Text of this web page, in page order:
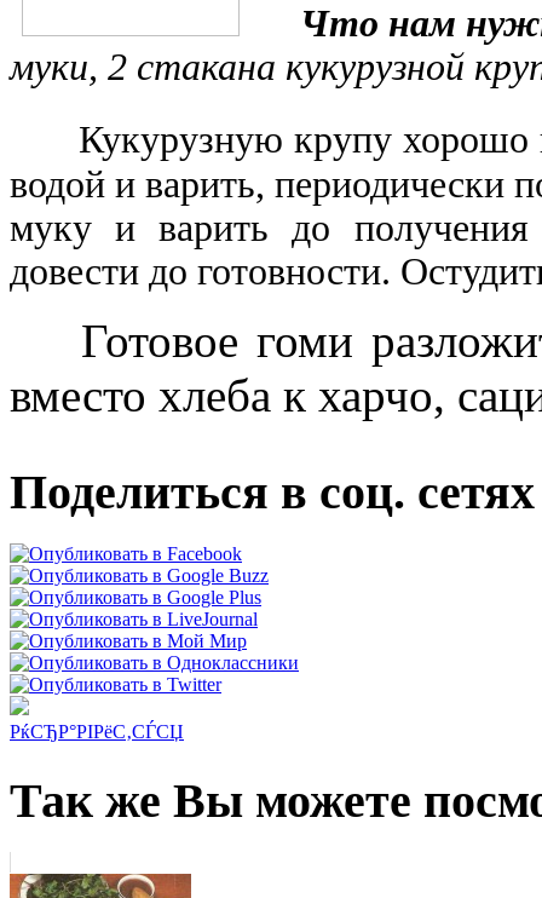
Что нам
муки, 2 стакана кукурузной
Кукурузную крупу хорошо
водой и варить, периодически
муку и варить до
довести до готовности.
Готовое гоми
вместо хлеба к харчо,
Поделиться в соц. сетях
РќСЂР°РІРёС‚СЃСЏ
Так же Вы можете